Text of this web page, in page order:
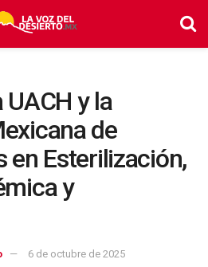
y la
de
en Esterilización,
y
6 de octubre de 2025